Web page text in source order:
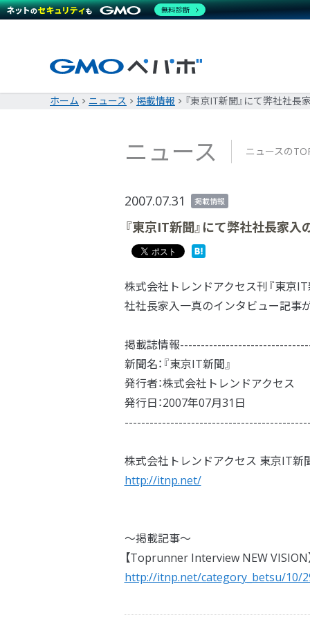
ホーム ニュース 掲載情報 『東京IT新聞』にて弊社社
ニュース ニュースの
2007.07.31 掲載情報
『東京IT新聞』にて弊社社長家
株式会社トレンドアクセス刊『東京
社社長家入一真のインタビュー記事
掲載誌情報
新聞名：『東京IT新聞』
発行者：株式会社トレンドアクセス
発行日：2007年07月31日
株式会社トレンドアクセス 東京IT新
http://itnp.net/
～掲載記事～
【Toprunner Interview NEW
http://itnp.net/category_betsu/10/
無料診断